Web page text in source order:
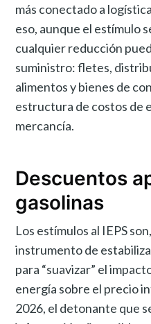
más conectado a
eso, aunque el estímulo
cualquier reducción
suministro: fletes,
alimentos y bienes de
estructura de costos de
mercancía.
Descuentos
gasolinas
Los estímulos al IEPS
instrumento de
para “suavizar” el
energía sobre el precio
2026, el detonante que